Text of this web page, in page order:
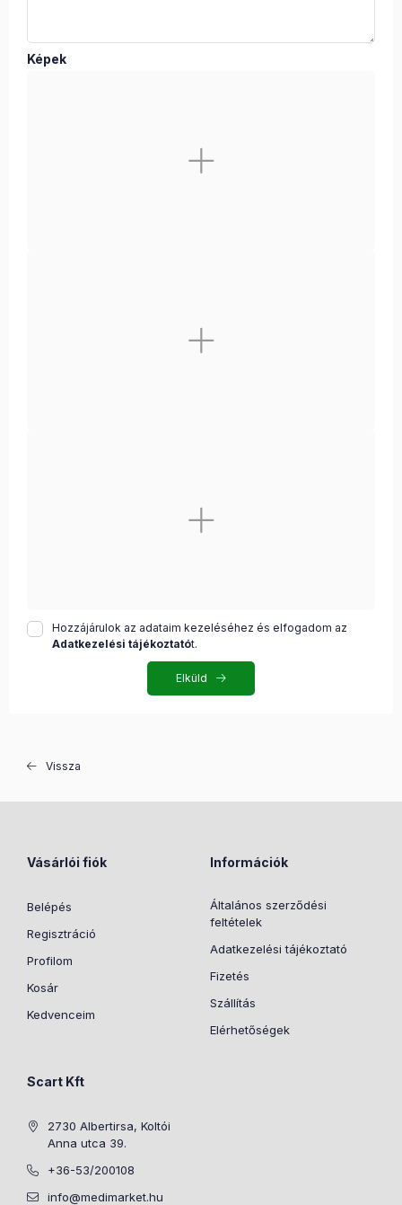
Képek
Hozzájárulok az adataim kezeléséhez és elfogadom az
Adatkezelési tájékoztatót.
Elküld
Vissza
Vásárlói fiók
Belépés
Regisztráció
Profilom
Kosár
Kedvenceim
Információk
Általános szerződési
feltételek
Adatkezelési tájékoztató
Fizetés
Szállítás
Elérhetőségek
Scart Kft
2730 Albertirsa, Koltói
Anna utca 39.
+36-53/200108
info@medimarket.hu